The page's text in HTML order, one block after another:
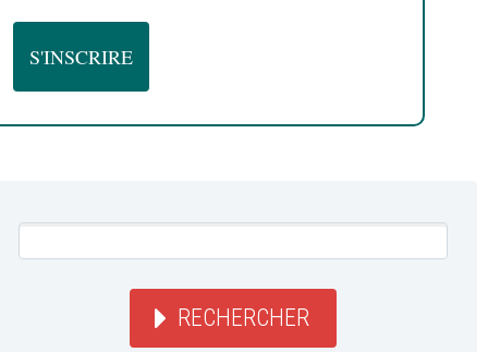
RECHERCHER